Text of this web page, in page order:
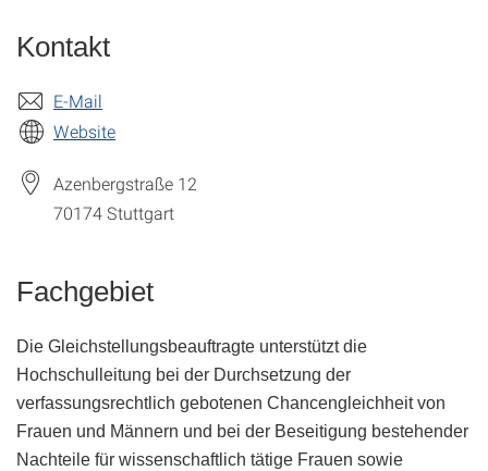
Kontakt
E-Mail
Website
Azenbergstraße 12
70174Stuttgart
Fachgebiet
Die Gleichstellungsbeauftragte unterstützt die
Hochschulleitung bei der Durchsetzung der
verfassungsrechtlich gebotenen Chancengleichheit von
Frauen und Männern und bei der Beseitigung bestehender
Nachteile für wissenschaftlich tätige Frauen sowie